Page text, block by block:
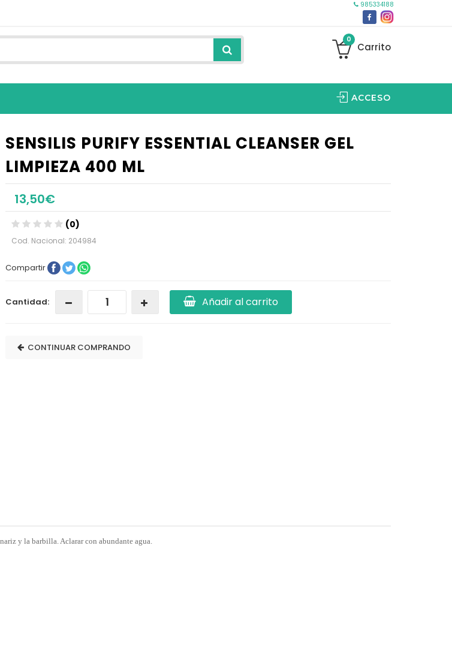
985334188
0
Carrito
ACCESO
SENSILIS PURIFY ESSENTIAL CLEANSER GEL
LIMPIEZA 400 ML
13,50€
(0)
Cod. Nacional: 204984
Compartir
Cantidad: Añadir al carrito
CONTINUAR COMPRANDO
y la barbilla. Aclarar con abundante agua.